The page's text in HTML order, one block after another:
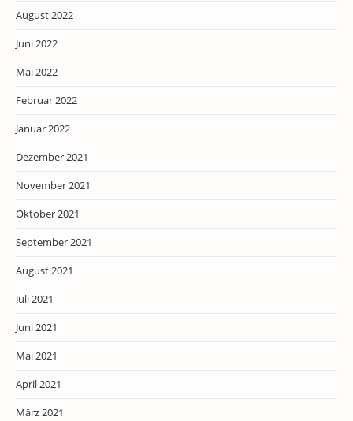
August 2022
Juni 2022
Mai 2022
Februar 2022
Januar 2022
Dezember 2021
November 2021
Oktober 2021
September 2021
August 2021
Juli 2021
Juni 2021
Mai 2021
April 2021
März 2021